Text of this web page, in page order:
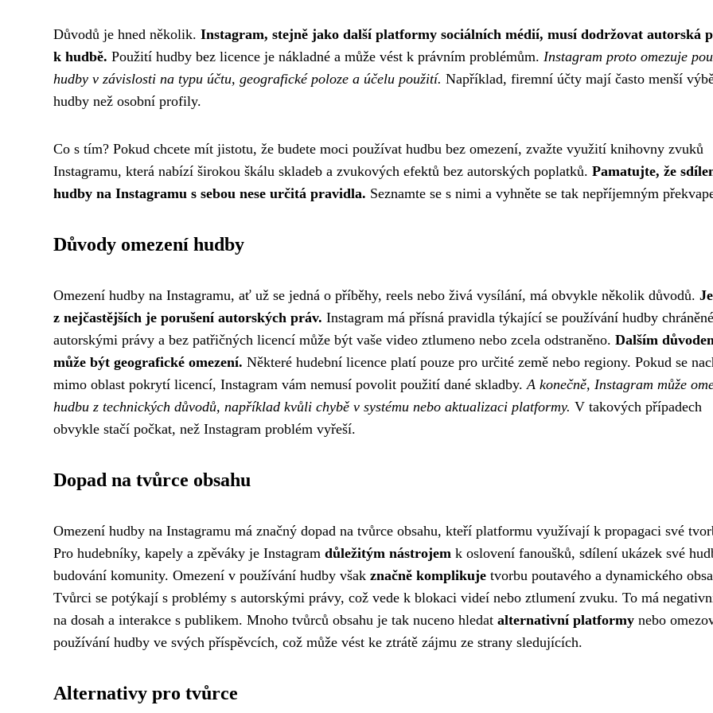
Důvodů je hned několik. Instagram, stejně jako další platformy sociálních médií, musí dodržovat autorská
k hudbě. Použití hudby bez licence je nákladné a může vést k právním problémům. Instagram proto omezuje
hudby v závislosti na typu účtu, geografické poloze a účelu použití. Například, firemní účty mají často menší
hudby než osobní profily.
Co s tím? Pokud chcete mít jistotu, že budete moci používat hudbu bez omezení, zvažte využití knihovny zvuků
Instagramu, která nabízí širokou škálu skladeb a zvukových efektů bez autorských poplatků. Pamatujte, že
hudby na Instagramu s sebou nese určitá pravidla. Seznamte se s nimi a vyhněte se tak nepříjemným
Důvody omezení hudby
Omezení hudby na Instagramu, ať už se jedná o příběhy, reels nebo živá vysílání, má obvykle několik důvodů.
z nejčastějších je porušení autorských práv. Instagram má přísná pravidla týkající se používání hudby chráněné
autorskými právy a bez patřičných licencí může být vaše video ztlumeno nebo zcela odstraněno. Dalším
může být geografické omezení. Některé hudební licence platí pouze pro určité země nebo regiony. Pokud se
mimo oblast pokrytí licencí, Instagram vám nemusí povolit použití dané skladby.A konečně, Instagram může
hudbu z technických důvodů, například kvůli chybě v systému nebo aktualizaci platformy. V takových případech
obvykle stačí počkat, než Instagram problém vyřeší.
Dopad na tvůrce obsahu
Omezení hudby na Instagramu má značný dopad na tvůrce obsahu, kteří platformu využívají k propagaci své
Pro hudebníky, kapely a zpěváky je Instagram důležitým nástrojem k oslovení fanoušků, sdílení ukázek své
budování komunity. Omezení v používání hudby však značně komplikuje tvorbu poutavého a dynamického
Tvůrci se potýkají s problémy s autorskými právy, což vede k blokaci videí nebo ztlumení zvuku. To má
na dosah a interakce s publikem. Mnoho tvůrců obsahu je tak nuceno hledat alternativní platformy nebo
používání hudby ve svých příspěvcích, což může vést ke ztrátě zájmu ze strany sledujících.
Alternativy pro tvůrce